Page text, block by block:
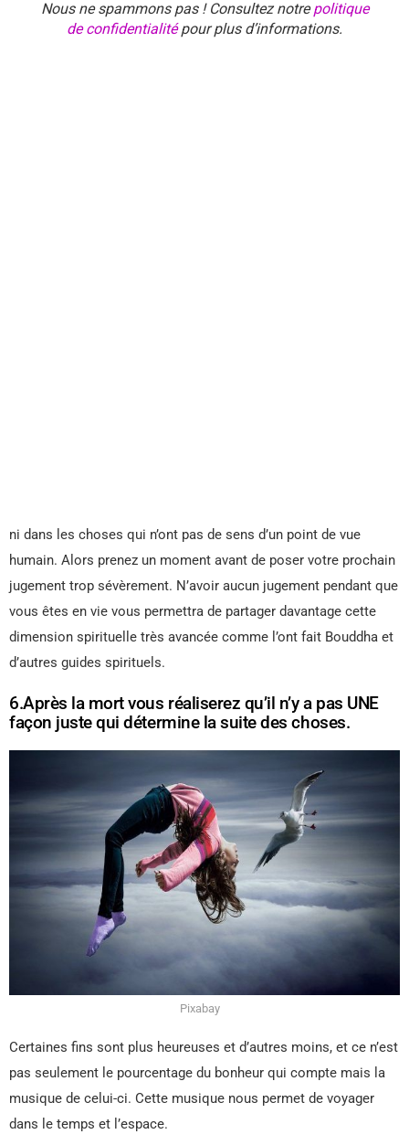
Nous ne spammons pas ! Consultez notrepolitique
de confidentialitépour plus d’informations.
ni dans les choses qui n’ont pas de sens d’un point de vue
humain. Alors prenez un moment avant de poser votre prochain
jugement trop sévèrement. N’avoir aucun jugement pendant que
vous êtes en vie vous permettra de partager davantage cette
dimension spirituelle très avancée comme l’ont fait Bouddha et
d’autres guides spirituels.
6.Après la mort vous réaliserez qu’il n’y a pas UNE
façon juste qui détermine la suite des choses.
Pixabay
Certaines fins sont plus heureuses et d’autres moins, et ce n’est
pas seulement le pourcentage du bonheur qui compte mais la
musique de celui-ci. Cette musique nous permet de voyager
dans le temps et l’espace.